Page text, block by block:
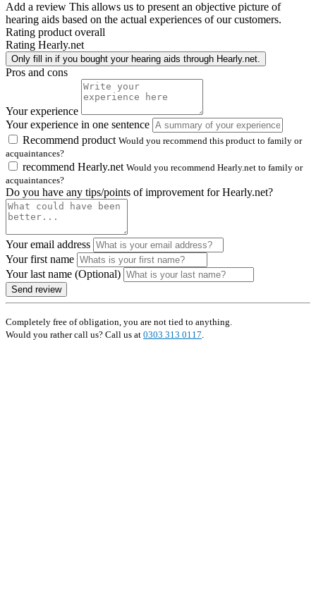
Add a review This allows us to present an objective picture of
hearing aids based on the actual experiences of our customers.
Rating product overall
Rating Hearly.net
Only fill in if you bought your hearing aids through Hearly.net.
Pros and cons
Your experience
Your experience in one sentence
Recommend product Would you recommend this product to family or
acquaintances?
recommend Hearly.net Would you recommend Hearly.net to family or
acquaintances?
Do you have any tips/points of improvement for Hearly.net?
Your email address
Your first name
Your last name (Optional)
Send review
Completely free of obligation, you are not tied to anything.
Would you rather call us? Call us at 0303 313 0117.